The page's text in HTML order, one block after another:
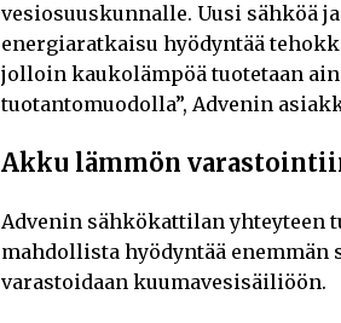
vesiosuuskunnalle. Uusi sähköä
energiaratkaisu hyödyntää
jolloin kaukolämpöä tuotetaan
tuotantomuodolla”, Advenin
Akku lämmön
Advenin sähkökattilan yhteyteen
mahdollista hyödyntää
varastoidaan kuumavesisäiliöön.